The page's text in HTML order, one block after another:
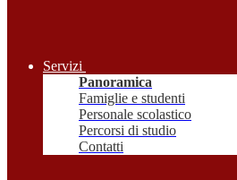
Servizi
Panoramica
Famiglie e studenti
Personale scolastico
Percorsi di studio
Contatti